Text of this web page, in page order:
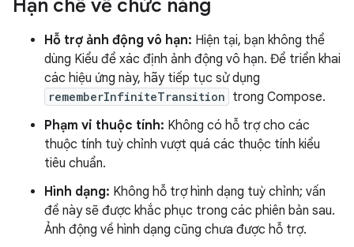
Hạn chế về chức năng
Hỗ trợ ảnh động vô hạn: Hiện tại, bạn không thể
dùng Kiểu để xác định ảnh động vô hạn. Để triển khai
các hiệu ứng này, hãy tiếp tục sử dụng
rememberInfiniteTransition trong Compose.
Phạm vi thuộc tính: Không có hỗ trợ cho các
thuộc tính tuỳ chỉnh vượt quá các thuộc tính kiểu
tiêu chuẩn.
Hình dạng: Không hỗ trợ hình dạng tuỳ chỉnh; vấn
đề này sẽ được khắc phục trong các phiên bản sau.
Ảnh động về hình dạng cũng chưa được hỗ trợ.